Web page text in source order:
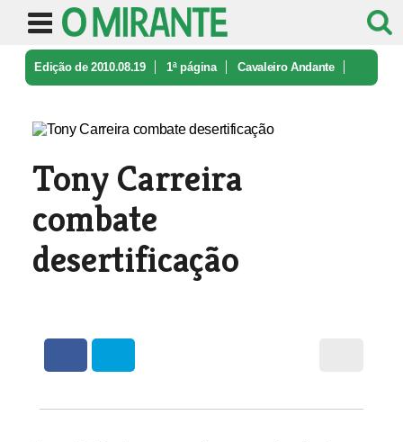
Edição de 2010.08.19 1ª página Cavaleiro Andante
Tony Carreira
combate
desertificação